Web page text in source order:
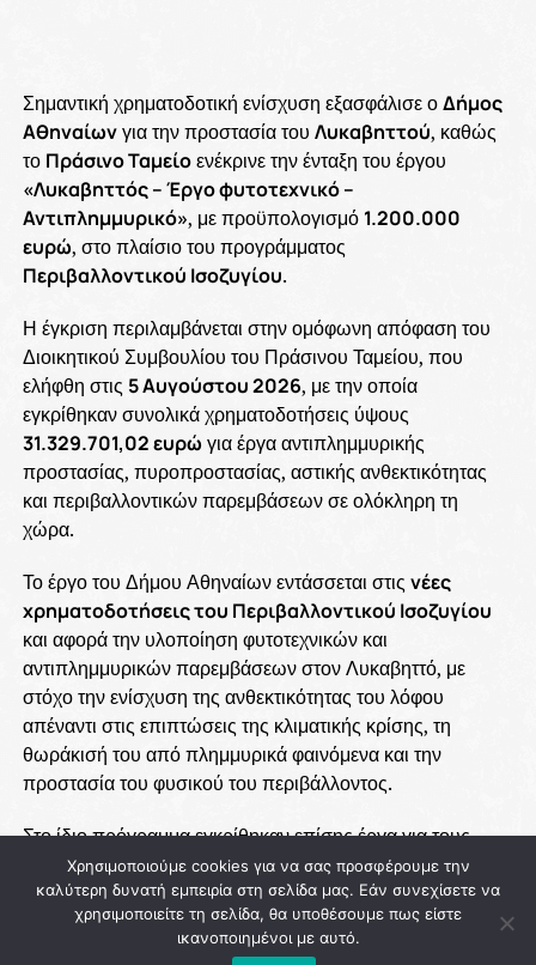
Σημαντική χρηματοδοτική ενίσχυση εξασφάλισε οΔήμος
Αθηναίωνγια την προστασία του Λυκαβηττού, καθώς
το Πράσινο Ταμείοενέκρινε την ένταξη του έργου
«Λυκαβηττός – Έργο φυτοτεχνικό –
Αντιπλημμυρικό», με προϋπολογισμό 1.200.000
ευρώ, στο πλαίσιο του προγράμματος
Περιβαλλοντικού Ισοζυγίου.
Η έγκριση περιλαμβάνεται στην ομόφωνη απόφαση του
Διοικητικού Συμβουλίου του Πράσινου Ταμείου, που
ελήφθη στις 5 Αυγούστου 2026, με την οποία
εγκρίθηκαν συνολικά χρηματοδοτήσεις ύψους
31.329.701,02 ευρώ για έργα αντιπλημμυρικής
προστασίας, πυροπροστασίας, αστικής ανθεκτικότητας
και περιβαλλοντικών παρεμβάσεων σε ολόκληρη τη
χώρα.
Το έργο του Δήμου Αθηναίων εντάσσεται στις νέες
χρηματοδοτήσεις του Περιβαλλοντικού Ισοζυγίου
και αφορά την υλοποίηση φυτοτεχνικών και
αντιπλημμυρικών παρεμβάσεων στον Λυκαβηττό, με
στόχο την ενίσχυση της ανθεκτικότητας του λόφου
απέναντι στις επιπτώσεις της κλιματικής κρίσης, τη
θωράκισή του από πλημμυρικά φαινόμενα και την
προστασία του φυσικού του περιβάλλοντος.
Στο ίδιο πρόγραμμα εγκρίθηκαν επίσης έργα για τους
Δήμους Μεγαρέων, Αγιάς, Διστόμου – Αράχωβας –
Αντίκυρας και Καλλιθέας, ενώ συνολικά οι εντάξεις της
συγκεκριμένης κατηγορίας ανέρχονται σε2.407.856,12
. Παράλληλα, το Πράσινο Ταμείο ενέκρινε ακόμη
Χρησιμοποιούμε cookies για να σας προσφέρουμε την
καλύτερη δυνατή εμπειρία στη σελίδα μας. Εάν συνεχίσετε να
χρησιμοποιείτε τη σελίδα, θα υποθέσουμε πως είστε
ικανοποιημένοι με αυτό.